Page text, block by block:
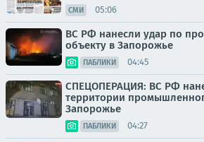
СМИ 05:06
ВС РФ нанесли удар по
объекту в Запорожье
ПАБЛИКИ 04:45
СПЕЦОПЕРАЦИЯ: ВС РФ
территории
Запорожье
ПАБЛИКИ 04:27